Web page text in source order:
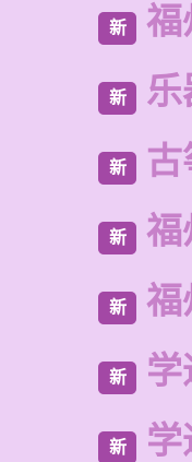
新 福
新 乐
新 古
新 福
新 福
新
新